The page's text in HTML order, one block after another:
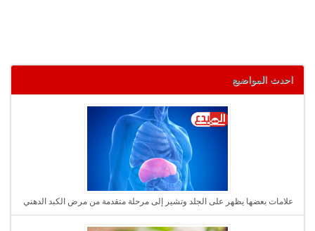
احدث المواضيع
علامات بعضها يظهر على الجلد وتشير إلى مرحلة متقدمة من مرض الكبد الدهني